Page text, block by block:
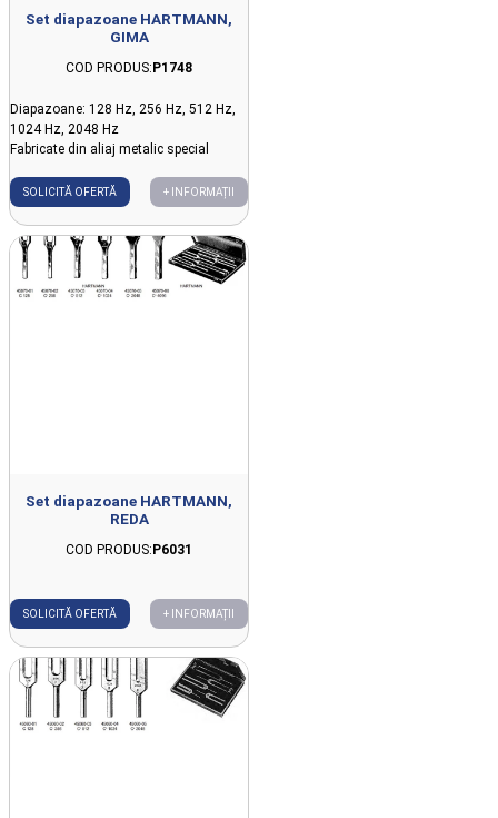
Set diapazoane HARTMANN,
GIMA
COD PRODUS: P1748
Diapazoane: 128 Hz, 256 Hz, 512 Hz,
1024 Hz, 2048 Hz
Fabricate din aliaj metalic special
SOLICITĂ OFERTĂ + INFORMAȚII
Set diapazoane HARTMANN,
REDA
COD PRODUS: P6031
SOLICITĂ OFERTĂ + INFORMAȚII